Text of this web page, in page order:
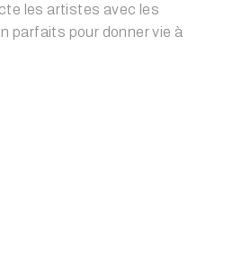
les artistes avec les
parfaits pour donner vie à